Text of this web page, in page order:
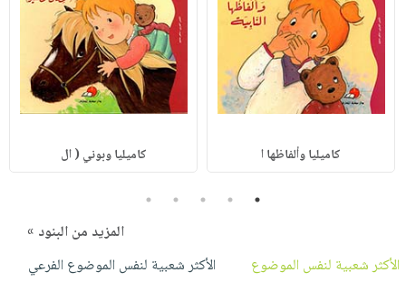
كاميليا وألفاظها ا كاميليا وبوني ( ال
1
2
3
4
5
المزيد من البنود »
الأكثر شعبية لنفس الموضوع
الأكثر شعبية لنفس الموضوع الفرعي